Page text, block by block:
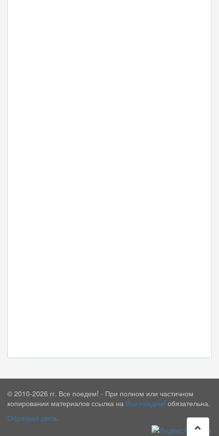
© 2010-2026 гг. Все поедем! - При полном или частичном
копировании материалов ссылка на Все поедем! обязательна.
Обратная связь